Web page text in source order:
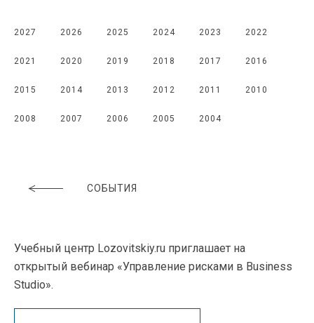
2027 2026 2025 2024 2023 2022
2021 2020 2019 2018 2017 2016
2015 2014 2013 2012 2011 2010
2008 2007 2006 2005 2004
СОБЫТИЯ
Учебный центр Lozovitskiy.ru приглашает на
открытый вебинар «Управление рисками в Business
Studio».